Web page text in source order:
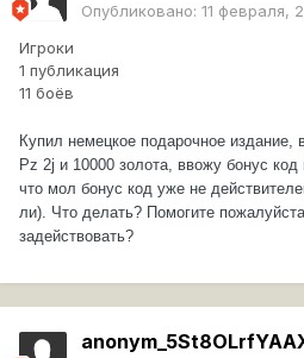
Опубликовано: 11 февраля,
Игроки
1 публикация
11 боёв
Купил немецкое подарочное издание,
Pz 2j и 10000 золота, ввожу бонус
что мол бонус код уже не
ли). Что делать? Помогите
задействовать?